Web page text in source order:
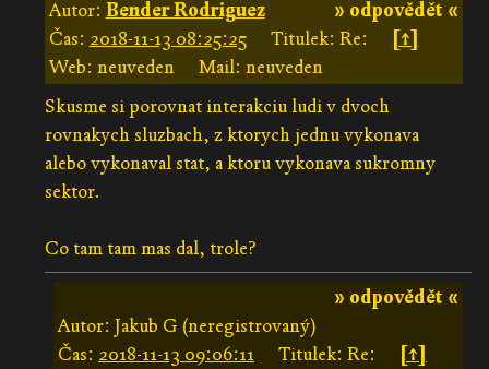
» odpovědět «
Autor: Bender Rodriguez
Čas: 2018-11-13 08:25:25 Titulek: Re:
[↑]
Web: neuveden
Mail: neuveden
Skusme si porovnat interakciu ludi v dvoch
rovnakych sluzbach, z ktorych jednu vykonava
alebo vykonaval stat, a ktoru vykonava sukromny
sektor.
Co tam tam mas dal, trole?
» odpovědět «
Autor: Jakub G (neregistrovaný)
Čas: 2018-11-13 09:06:11 Titulek: Re:
[↑]